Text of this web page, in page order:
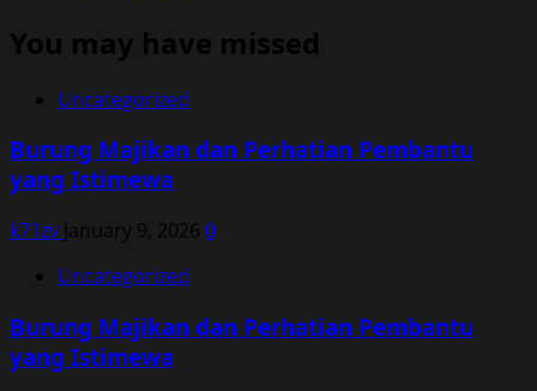
You may have missed
Uncategorized
Burung Majikan dan Perhatian Pembantu
yang Istimewa
k71zv January 9, 2026 0
Uncategorized
Burung Majikan dan Perhatian Pembantu
yang Istimewa